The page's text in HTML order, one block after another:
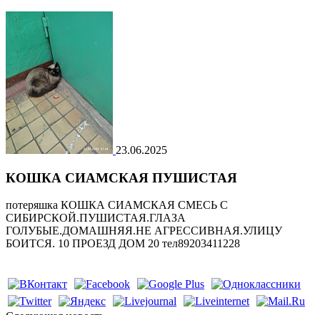
23.06.2025
КОШКА СИАМСКАЯ ПУШИСТАЯ
потеряшка КОШКА СИАМСКАЯ СМЕСЬ С
СИБИРСКОЙ.ПУШИСТАЯ.ГЛАЗА
ГОЛУБЫЕ.ДОМАШНЯЯ.НЕ АГРЕССИВНАЯ.УЛИЦУ
БОИТСЯ. 10 ПРОЕЗД ДОМ 20 тел89203411228